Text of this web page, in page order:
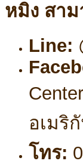
หมิง สา
Line:
อเมริ
โทร: